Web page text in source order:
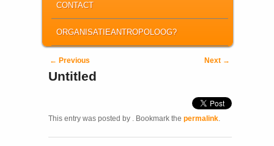
CONTACT
ORGANISATIEANTROPOLOOG?
Post navigation
← Previous Next →
Untitled
This entry was posted by . Bookmark the permalink.